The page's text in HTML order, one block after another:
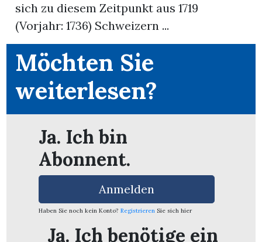
sich zu diesem Zeitpunkt aus 1719
(Vorjahr: 1736) Schweizern ...
Möchten Sie
weiterlesen?
Ja. Ich bin
Abonnent.
Anmelden
Haben Sie noch kein Konto? Registrieren Sie sich hier
Ja. Ich benötige ein